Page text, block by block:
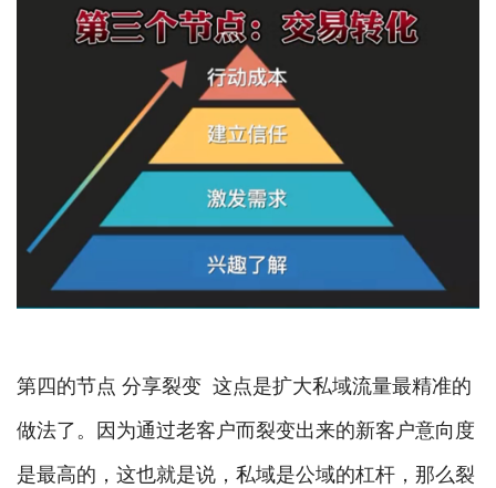
第四的节点 分享裂变 这点是扩大私域流量最精准的
做法了。因为通过老客户而裂变出来的新客户意向度
是最高的，这也就是说，私域是公域的杠杆，那么裂